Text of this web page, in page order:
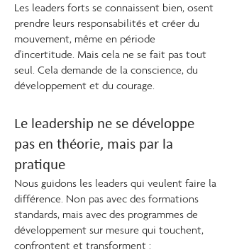
Les leaders forts se connaissent bien, osent
prendre leurs responsabilités et créer du
mouvement, même en période
d'incertitude. Mais cela ne se fait pas tout
seul. Cela demande de la conscience, du
développement et du courage.
Le leadership ne se développe
pas en théorie, mais par la
pratique
Nous guidons les leaders qui veulent faire la
différence. Non pas avec des formations
standards, mais avec des programmes de
développement sur mesure qui touchent,
confrontent et transforment :